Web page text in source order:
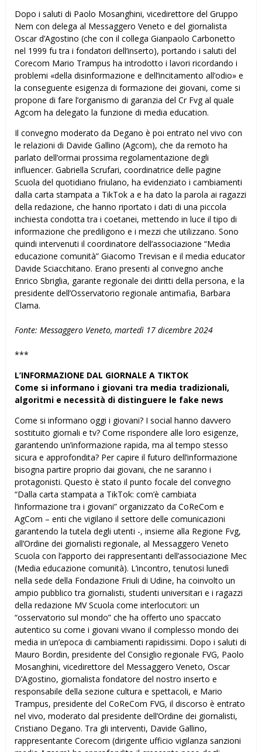
Dopo i saluti di Paolo Mosanghini, vicedirettore del Gruppo
Nem con delega al Messaggero Veneto e del giornalista
Oscar d’Agostino (che con il collega Gianpaolo Carbonetto
nel 1999 fu tra i fondatori dell’inserto), portando i saluti del
Corecom Mario Trampus ha introdotto i lavori ricordando i
problemi «della disinformazione e dell’incitamento all’odio» e
la conseguente esigenza di formazione dei giovani, come si
propone di fare l’organismo di garanzia del Cr Fvg al quale
Agcom ha delegato la funzione di media education.
Il convegno moderato da Degano è poi entrato nel vivo con
le relazioni di Davide Gallino (Agcom), che da remoto ha
parlato dell’ormai prossima regolamentazione degli
influencer. Gabriella Scrufari, coordinatrice delle pagine
Scuola del quotidiano friulano, ha evidenziato i cambiamenti
dalla carta stampata a TikTok a e ha dato la parola ai ragazzi
della redazione, che hanno riportato i dati di una piccola
inchiesta condotta tra i coetanei, mettendo in luce il tipo di
informazione che prediligono e i mezzi che utilizzano. Sono
quindi intervenuti il coordinatore dell’associazione “Media
educazione comunità” Giacomo Trevisan e il media educator
Davide Sciacchitano. Erano presenti al convegno anche
Enrico Sbriglia, garante regionale dei diritti della persona, e la
presidente dell’Osservatorio regionale antimafia, Barbara
Clama.
Fonte: Messaggero Veneto, martedì 17 dicembre 2024
***
L’INFORMAZIONE DAL GIORNALE A TIKTOK
Come si informano i giovani tra media tradizionali,
algoritmi e necessità di distinguere le fake news
Come si informano oggi i giovani? I social hanno davvero
sostituito giornali e tv? Come rispondere alle loro esigenze,
garantendo un’informazione rapida, ma al tempo stesso
sicura e approfondita? Per capire il futuro dell’informazione
bisogna partire proprio dai giovani, che ne saranno i
protagonisti. Questo è stato il punto focale del convegno
“Dalla carta stampata a TikTok: com’è cambiata
l’informazione tra i giovani” organizzato da CoReCom e
AgCom – enti che vigilano il settore delle comunicazioni
garantendo la tutela degli utenti -, insieme alla Regione Fvg,
all’Ordine dei giornalisti regionale, al Messaggero Veneto
Scuola con l’apporto dei rappresentanti dell’associazione Mec
(Media educazione comunità). L’incontro, tenutosi lunedì
nella sede della Fondazione Friuli di Udine, ha coinvolto un
ampio pubblico tra giornalisti, studenti universitari e i ragazzi
della redazione MV Scuola come interlocutori: un
“osservatorio sul mondo” che ha offerto uno spaccato
autentico su come i giovani vivano il complesso mondo dei
media in un’epoca di cambiamenti rapidissimi. Dopo i saluti di
Mauro Bordin, presidente del Consiglio regionale FVG, Paolo
Mosanghini, vicedirettore del Messaggero Veneto, Oscar
D’Agostino, giornalista fondatore del nostro inserto e
responsabile della sezione cultura e spettacoli, e Mario
Trampus, presidente del CoReCom FVG, il discorso è entrato
nel vivo, moderato dal presidente dell’Ordine dei giornalisti,
Cristiano Degano. Tra gli interventi, Davide Gallino,
rappresentante Corecom (dirigente ufficio vigilanza sanzioni